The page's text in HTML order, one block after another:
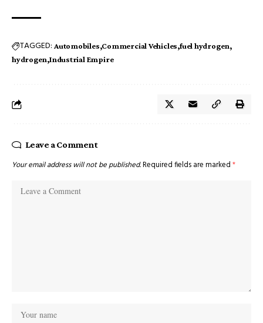
TAGGED: Automobiles Commercial Vehicles fuel hydrogen
hydrogen Industrial Empire
Leave a Comment
Your email address will not be published.Required fields are marked *